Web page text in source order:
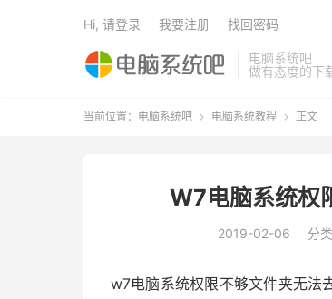
电脑系统吧
做有态度的下
Hi, 请登录 我要注册 找回密码
当前位置： 电脑系统吧  电脑系统教程  正文
W7电脑系统权
2019-02-06 分类
w7电脑系统权限不够文件夹无法